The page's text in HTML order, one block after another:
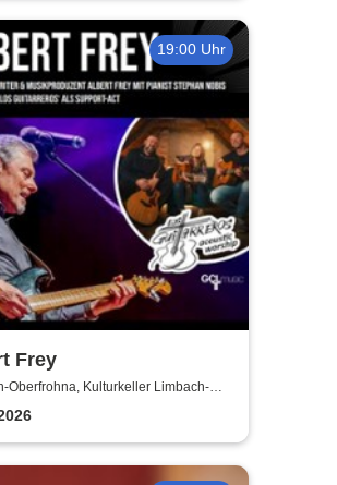
19:00 Uhr
Frey
Oberfrohna, Kulturkeller Limbach-